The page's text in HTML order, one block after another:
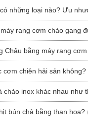
những loại nào? Ưu
rang cơm chảo gang
Châu bằng máy rang
chiên hải sản không?
chảo inox khác nhau như
bún chả bằng than hoa?